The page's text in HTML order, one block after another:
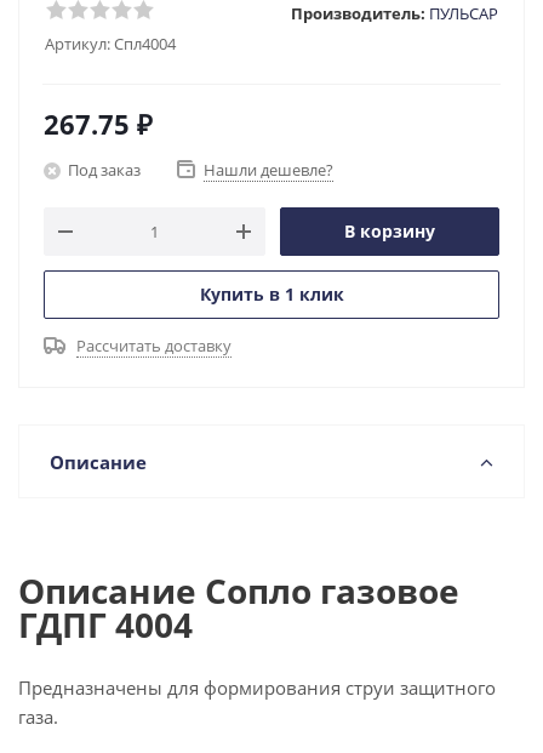
Артикул:Спл4004
Производитель: ПУЛЬСАР
267.75 ₽
Под заказ Нашли дешевле?
В корзину
Купить в 1 клик
Рассчитать доставку
Описание
Описание Сопло газовое
ГДПГ 4004
Предназначены для формирования струи защитного
газа.